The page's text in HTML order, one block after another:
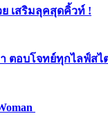
เสริมลุคสุดคิ้วท์ !
ตอบโจทย์ทุกไลฟ์สไ